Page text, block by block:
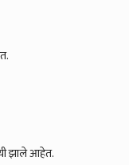
झाले आहेत.